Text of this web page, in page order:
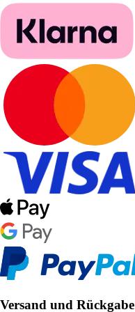
Versand und Rückgabe